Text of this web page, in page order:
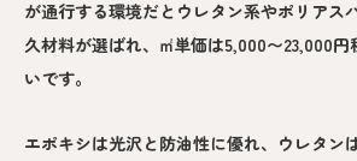
が通行する環境だとウレタン系やポリアス
久材料が選ばれ、㎡単価は5,000〜23,000
いです。
エポキシは光沢と防油性に優れ、ウレタン